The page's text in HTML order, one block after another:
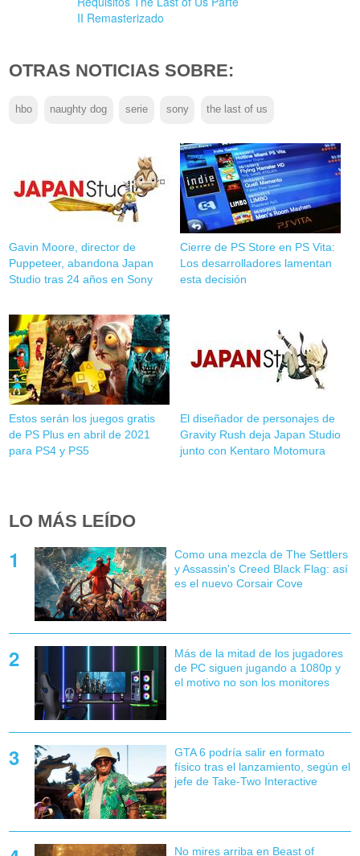
II Remasterizado
OTRAS NOTICIAS SOBRE:
hbo naughty dog serie sony the last of us
Gavin Moore, director de
Puppeteer, abandona Japan
Studio tras 24 años en Sony
Cierre de PS Store en PS Vita:
Los desarrolladores lamentan
esta decisión
Estos serán los juegos gratis
de PS Plus en abril de 2021
para PS4 y PS5
El diseñador de personajes de
Gravity Rush deja Japan Studio
junto con Kentaro Motomura
LO MÁS LEÍDO
Como una mezcla de The Settlers
y Assassin's Creed Black Flag: así
es el nuevo Corsair Cove
Más de la mitad de los jugadores
de PC siguen jugando a 1080p y
el motivo no son los monitores
GTA 6 podría salir en formato
físico tras el lanzamiento, según el
jefe de Take-Two Interactive
No mires arriba en Beast of